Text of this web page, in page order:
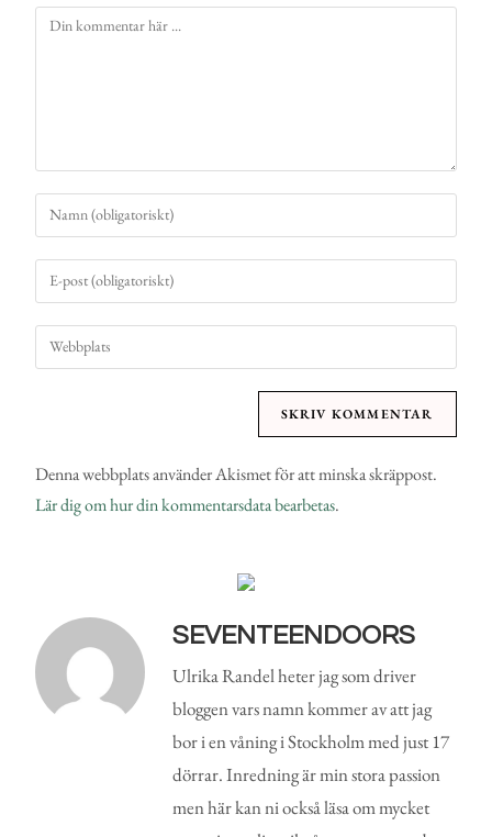
Denna webbplats använder Akismet för att minska skräppost.
Lär dig om hur din kommentarsdata bearbetas.
SEVENTEENDOORS
Ulrika Randel heter jag som driver
bloggen vars namn kommer av att jag
bor i en våning i Stockholm med just 17
dörrar. Inredning är min stora passion
men här kan ni också läsa om mycket